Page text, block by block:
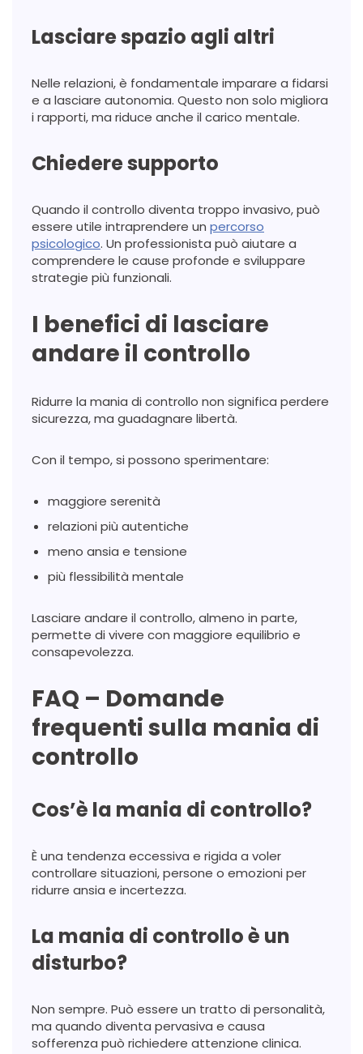
Lasciare spazio agli altri
Nelle relazioni, è fondamentale imparare a fidarsi
e a lasciare autonomia. Questo non solo migliora
i rapporti, ma riduce anche il carico mentale.
Chiedere supporto
Quando il controllo diventa troppo invasivo, può
essere utile intraprendere un percorso
psicologico. Un professionista può aiutare a
comprendere le cause profonde e sviluppare
strategie più funzionali.
I benefici di lasciare
andare il controllo
Ridurre la mania di controllo non significa perdere
sicurezza, ma guadagnare libertà.
Con il tempo, si possono sperimentare:
maggiore serenità
relazioni più autentiche
meno ansia e tensione
più flessibilità mentale
Lasciare andare il controllo, almeno in parte,
permette di vivere con maggiore equilibrio e
consapevolezza.
FAQ – Domande
frequenti sulla mania di
controllo
Cos’è la mania di controllo?
È una tendenza eccessiva e rigida a voler
controllare situazioni, persone o emozioni per
ridurre ansia e incertezza.
La mania di controllo è un
disturbo?
Non sempre. Può essere un tratto di personalità,
ma quando diventa pervasiva e causa
sofferenza può richiedere attenzione clinica.